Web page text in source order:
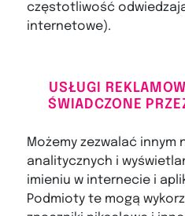
częstotliwość
internetowe).
USŁUGI
ŚWIADCZONE
Możemy zezwalać innym
analitycznych i
imieniu w internecie i
Podmioty te mogą